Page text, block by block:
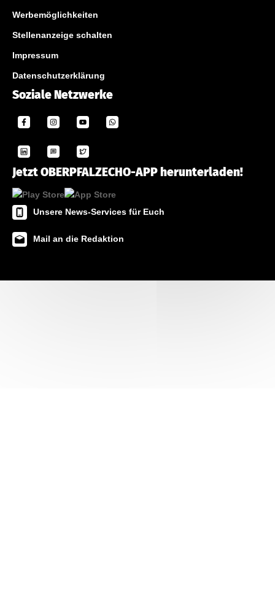
Werbemöglichkeiten
Stellenanzeige schalten
Impressum
Datenschutzerklärung
Soziale Netzwerke
Jetzt OBERPFALZECHO-APP herunterladen!
Unsere News-Services für Euch
Mail an die Redaktion